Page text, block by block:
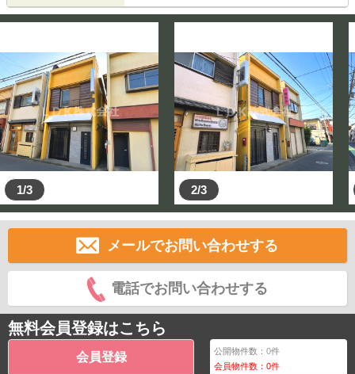
1/3 2/3
メールでお問い合わせする
電話でお問い合わせする
無料会員登録はこちら
会員登録 公開物件数：0件
会員物件数：0件